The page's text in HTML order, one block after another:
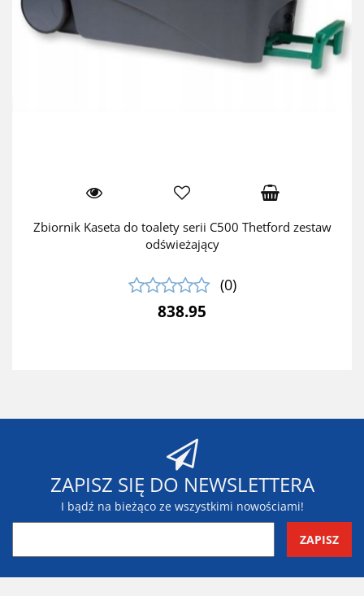
Zbiornik Kaseta do toalety serii C500 Thetford zestaw
odświeżający
(0)
838.95
ZAPISZ SIĘ DO NEWSLETTERA
I bądź na bieżąco ze wszystkimi nowościami!